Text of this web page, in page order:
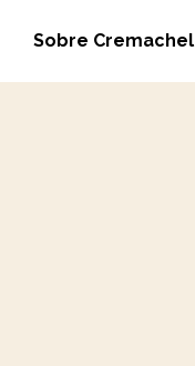
Sobre Cremachel